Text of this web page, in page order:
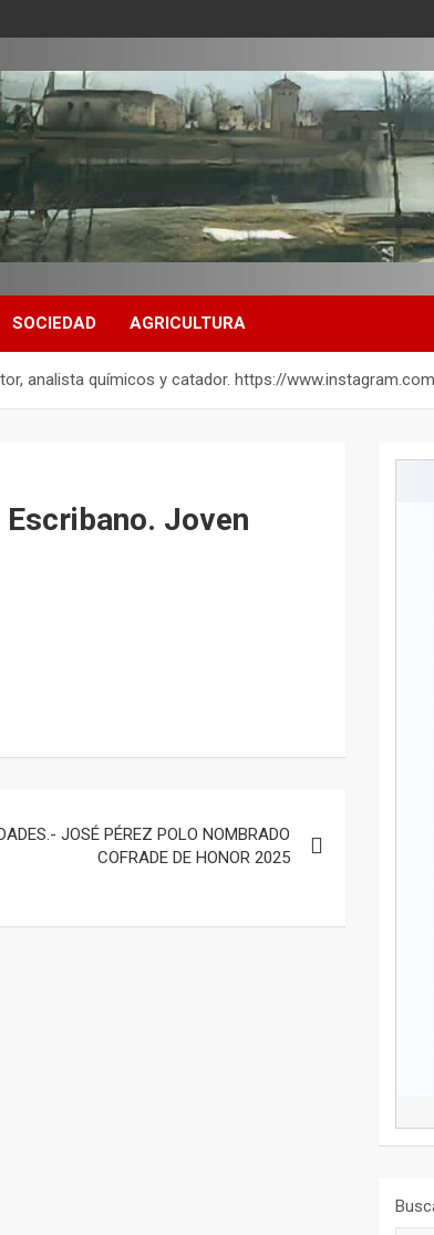
SOCIEDAD AGRICULTURA
analista químicos y catador. https://
Joven
JOSÉ PÉREZ POLO NOMBRADO
COFRADE DE HONOR 2025